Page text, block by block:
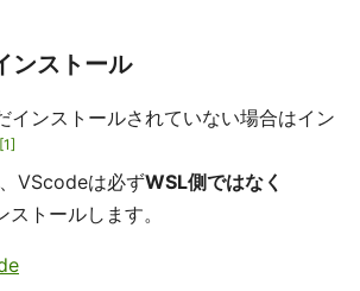
ンストール
インストールされていない場合はイン
1
VScodeは必ずWSL側ではなく
ストールします。